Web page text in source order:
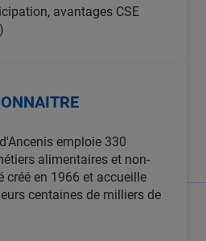
avantages CSE
emploie 330
alimentaires et non-
créé en 1966 et accueille
centaines de milliers de